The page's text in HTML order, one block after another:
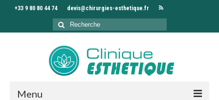
+33 9 80 80 44 74 devis@chirurgies-esthetique.fr
Rechercher
:
Menu